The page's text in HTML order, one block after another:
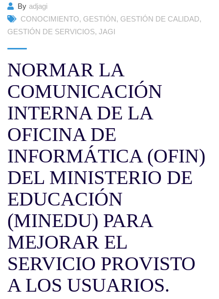
By adjagi
CONOCIMIENTO, GESTIÓN, GESTIÓN DE CALIDAD,
GESTIÓN DE SERVICIOS, JAGI
NORMAR LA
COMUNICACIÓN
INTERNA DE LA
OFICINA DE
INFORMÁTICA (OFIN)
DEL MINISTERIO DE
EDUCACIÓN
(MINEDU) PARA
MEJORAR EL
SERVICIO PROVISTO
A LOS USUARIOS.